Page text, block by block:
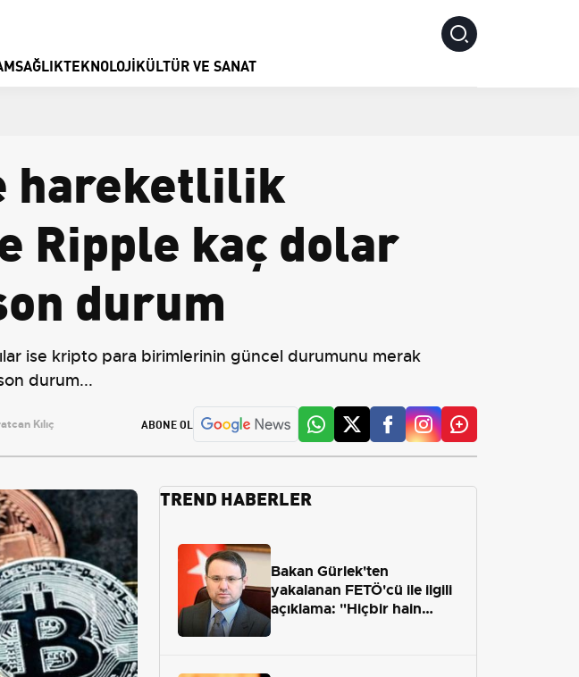
SAĞLIKTEKNOLOJIKÜLTÜR VE SANAT
hareketlilik
Ripple kaç dolar
durum
ise kripto para birimlerinin güncel durumunu merak
durum...
Kılıç ABONE OL
TREND HABERLER
Bakan Gürlek'ten
yakalanan FETÖ'cü ile ilgili
açıklama: "Hiçbir hain